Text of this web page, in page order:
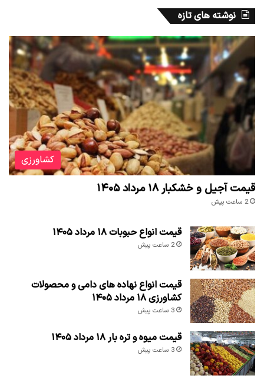
نوشته های تازه
کشاورزی
قیمت آجیل و خشکبار ۱۸ مرداد ۱۴۰۵
2 ساعت پیش
قیمت انواع حبوبات ۱۸ مرداد ۱۴۰۵
2 ساعت پیش
قیمت انواع نهاده های دامی و محصولات
کشاورزی ۱۸ مرداد ۱۴۰۵
3 ساعت پیش
قیمت میوه و تره بار ۱۸ مرداد ۱۴۰۵
3 ساعت پیش